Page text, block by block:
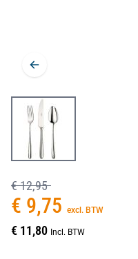
€ 12,95
€ 9,75 excl. BTW
€ 11,80 Incl. BTW